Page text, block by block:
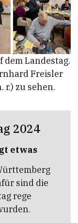
dem Landestag.
Freisler
r.) zu sehen.
2024
etwas
sind die
rege